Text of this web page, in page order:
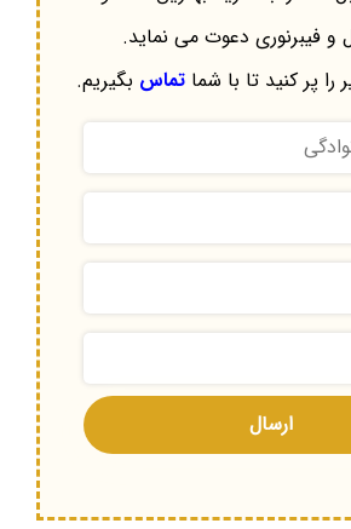
و فیبرنوری دعوت می نماید.
را پر کنید تا با شماتماس بگیریم.